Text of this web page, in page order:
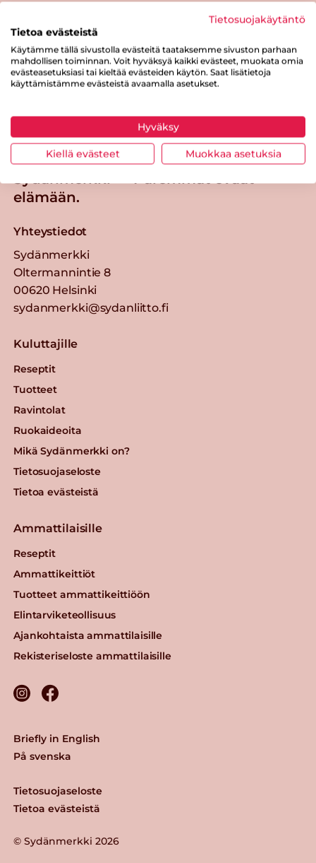
Takaisin ylös
Sydänmerkki — Paremmat eväät
elämään.
Yhteystiedot
Sydänmerkki
Oltermannintie 8
00620 Helsinki
sydanmerkki@sydanliitto.fi
Kuluttajille
Reseptit
Tuotteet
Ravintolat
Ruokaideoita
Mikä Sydänmerkki on?
Tietosuojaseloste
Tietoa evästeistä
Ammattilaisille
Reseptit
Ammattikeittiöt
Tuotteet ammattikeittiöön
Elintarviketeollisuus
Ajankohtaista ammattilaisille
Rekisteriseloste ammattilaisille
© Sydänmerkki 2026
Tietosuojaseloste
Tietoa evästeistä
Briefly in English
På svenska
Tietosuojakäytäntö
Tietoa evästeistä
Käytämme tällä sivustolla evästeitä taataksemme sivuston parhaan
mahdollisen toiminnan. Voit hyväksyä kaikki evästeet, muokata omia
evästeasetuksiasi tai kieltää evästeiden käytön. Saat lisätietoja
käyttämistämme evästeistä avaamalla asetukset.
Hyväksy
Kiellä evästeet Muokkaa asetuksia